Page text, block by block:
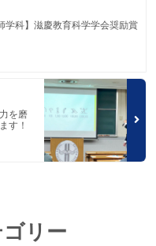
学科】滋慶教育科学学会奨励賞
を磨
す！
リー